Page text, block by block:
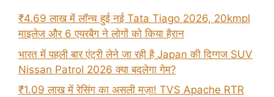
₹4.69 लाख में लॉन्च हुई नई Tata Tiago 2026, 20kmpl
माइलेज और 6 एयरबैग ने लोगों को किया हैरान
भारत में पहली बार एंट्री लेने जा रही है Japan की दिग्गज SUV
Nissan Patrol 2026 क्या बदलेगा गेम?
₹1.09 लाख में रेसिंग का असली मज़ा! TVS Apache RTR